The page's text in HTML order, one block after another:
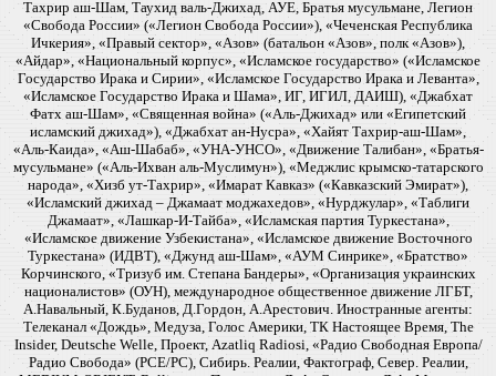
Тахрир аш-Шам, Таухид валь-Джихад, АУЕ, Братья мусульмане, Легион
«Свобода России» («Легион Свобода России»), «Чеченская Республика
Ичкерия», «Правый сектор», «Азов» (батальон «Азов», полк «Азов»),
«Айдар», «Национальный корпус», «Исламское государство» («Исламское
Государство Ирака и Сирии», «Исламское Государство Ирака и Леванта»,
«Исламское Государство Ирака и Шама», ИГ, ИГИЛ, ДАИШ), «Джабхат
Фатх аш-Шам», «Священная война» («Аль-Джихад» или «Египетский
исламский джихад»), «Джабхат ан-Нусра», «Хайят Тахрир-аш-Шам»,
«Аль-Каида», «Аш-Шабаб», «УНА-УНСО», «Движение Талибан», «Братья-
мусульмане» («Аль-Ихван аль-Муслимун»), «Меджлис крымско-татарского
народа», «Хизб ут-Тахрир», «Имарат Кавказ» («Кавказский Эмират»),
«Исламский джихад – Джамаат моджахедов», «Нурджулар», «Таблиги
Джамаат», «Лашкар-И-Тайба», «Исламская партия Туркестана»,
«Исламское движение Узбекистана», «Исламское движение Восточного
Туркестана» (ИДВТ), «Джунд аш-Шам», «АУМ Синрике», «Братство»
Корчинского, «Тризуб им. Степана Бандеры», «Организация украинских
националистов» (ОУН), международное общественное движение ЛГБТ,
А.Навальный, К.Буданов, Д.Гордон, А.Арестович. Иностранные агенты:
Телеканал «Дождь», Медуза, Голос Америки, ТК Настоящее Время, The
Insider, Deutsche Welle, Проект, Azatliq Radiosi, «Радио Свободная Европа/
Радио Свобода» (PCE/PC), Сибирь. Реалии, Фактограф, Север. Реалии,